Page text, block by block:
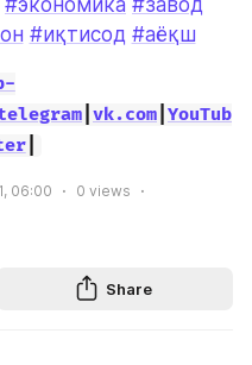
#экономика #завод
#иқтисод #аёқш
vk.com YouTub
|
06:00 0 views
Share